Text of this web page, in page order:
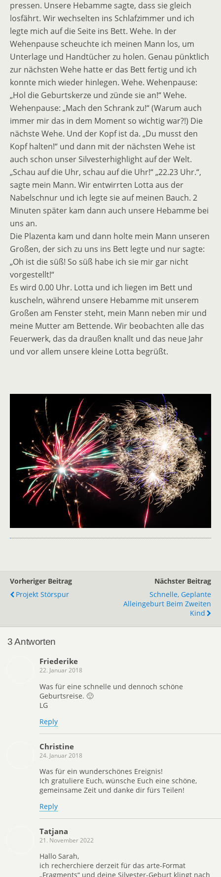
pressen. Unsere Hebamme sagte, dass sie gleich
losfährt. Wir wechselten ins Schlafzimmer und ich
legte mich auf die Seite ins Bett. Wehe. In der
Wehenpause scheuchte ich meinen Mann los, um
Unterlage und Handtücher zu holen. Genau pünktlich
zur nächsten Wehe hatte er das Bett fertig und ich
konnte mich wieder hinlegen. Wehe. Wehenpause:
„Hol die Geburtskerze und zünde sie an!“ Wehe.
Wehenpause: „Mach den Schrank zu!“ (Warum auch
immer mir das in dem Moment so wichtig war?!) Die
nächste Wehe. Und der Kopf ist da. „Du musst den
Kopf halten!“ und dann mit der nächsten Wehe ist
auch schon unser Silvesterhighlight auf der Welt.
„Schau auf die Uhr, schau auf die Uhr!“ „22.23 Uhr.“,
sagte mein Mann. Wir entwirrten Lotta aus der
Nabelschnur und ich legte sie auf meinen Bauch. 2
Minuten später kam dann auch unsere Hebamme bei
uns an.
Die Plazenta kam und dann holte mein Mann unseren
Großen, der sich zu uns ins Bett legte und nur sagte:
„Oh ist die süß! So süß habe ich sie mir gar nicht
vorgestellt!“
Es wird 0.00 Uhr. Lotta und ich liegen im Bett und
kuscheln, während unsere Hebamme mit unserem
Großen am Fenster steht, mein Mann neben mir und
meine Mutter am Bettende. Wir beobachten alle das
Feuerwerk, das da draußen knallt und das neue Jahr
und vor allem unsere kleine Lotta begrüßt.
Vorheriger Beitrag
Projekt Störspur
Nächster Beitrag
Schnelle, Geplante
Alleingeburt Beim Zweiten
Kind
3 Antworten
Friederike
22. Januar 2018
Was für eine schnelle und dennoch schöne
Geburtsreise. 🙂
LG
Reply
Christine
24. Januar 2018
Was für ein wunderschönes Ereignis!
Ich gratuliere Euch, wünsche Euch eine schöne,
gemeinsame Zeit und danke dir fürs Teilen!
Reply
Tatjana
21. November 2022
Hallo Sarah,
ich recherchiere derzeit für das arte-Format
„Fragments“ und deine Silvester-Geburt klingt nach